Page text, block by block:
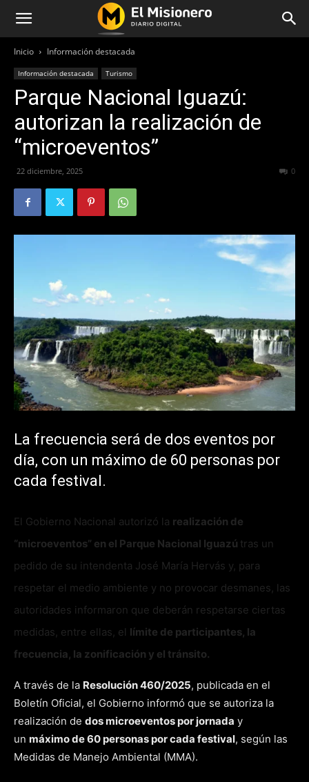
Inicio Información destacada
Información destacada Turismo
Parque Nacional Iguazú:
autorizan la realización de
“microeventos”
22 diciembre, 2025 0
La frecuencia será de dos eventos por
día, con un máximo de 60 personas por
cada festival.
El Gobierno Nacional autorizó la realización de
“microeventos” en el Parque Nacional Iguazú tras un
pedido de su intendenta José María Hervás y, para
respetar el medio ambiente y no provocar desmanes, las
autoridades informaron que deberán respetarse ciertas
medidas, entre ellas, el límite de participantes, la
frecuencia, la zonificación y el tránsito.
A través de la Resolución 460/2025, publicada en el
Boletín Oficial, el Gobierno informó que se autoriza la
realización de dos microeventos por jornada y
un máximo de 60 personas por cada festival, según las
Medidas de Manejo Ambiental (MMA).